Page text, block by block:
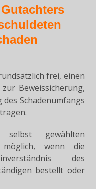
frei, einen
Beweissicherung,
Schadenumfangs
gewählten
wenn die
des
bestellt oder